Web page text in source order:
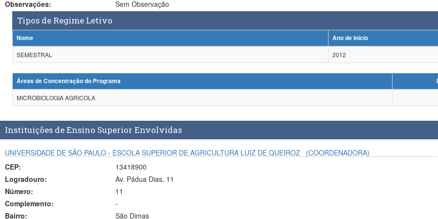
Observações:
Sem Observação
Tipos de Regime Letivo
Nome
Ano de Início
SEMESTRAL
2012
Áreas de Concentração do Programa
MICROBIOLOGIA AGRICOLA
Instituições de Ensino Superior Envolvidas
UNIVERSIDADE DE SÃO PAULO - ESCOLA SUPERIOR DE AGRICULTURA LUIZ DE QUEIROZ
(COORDENADORA)
CEP:
13418900
Logradouro:
Av. Pádua Dias, 11
Número:
11
Complemento:
-
Bairro:
São Dimas